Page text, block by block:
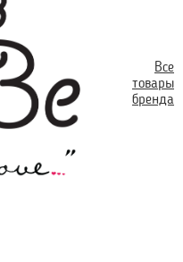
Все
товары
бренда